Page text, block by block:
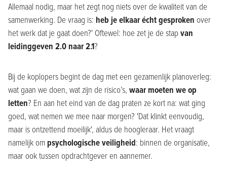
Allemaal nodig, maar het zegt nog niets over de kwaliteit van de
samenwerking. De vraag is: heb je elkaar écht gesproken over
het werk dat je gaat doen?' Oftewel: hoe zet je de stapvan
leidinggeven 2.0 naar 2.1?
Bij de koplopers begint de dag met een gezamenlijk planoverleg:
wat gaan we doen, wat zijn de risico’s, waar moeten we op
letten? En aan het eind van de dag praten ze kort na: wat ging
goed, wat nemen we mee naar morgen? 'Dat klinkt eenvoudig,
maar is ontzettend moeilijk', aldus de hoogleraar. Het vraagt
namelijk om psychologische veiligheid: binnen de organisatie,
maar ook tussen opdrachtgever en aannemer.